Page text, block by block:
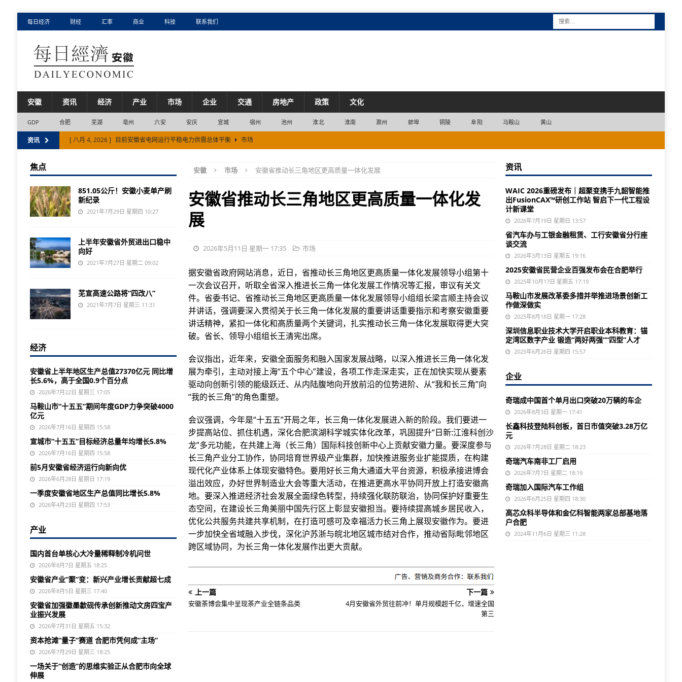
每日经济 财经 汇率 商业 科技 联系我们
安徽 资讯 经济 产业 市场 企业 交通 房地产 政策 文化
GDP 合肥 芜湖 亳州 六安 安庆 宣城 宿州 池州 淮北 淮南 滁州 蚌埠 铜陵 阜阳 马鞍山 黄山
资讯 [ 八月 4, 2026 ] 目前安徽省电网运行平稳电力供需总体平衡
市场
[ 八月 5, 2026 ] 安徽省产业“聚”变：新兴产业增长贡献超七成 产业
安徽 市场 安徽省推动长三角地区更高质量一体化发展
安徽省推动长三角地区更高质量一体化发
展
2026年5月11日 星期一 17:35 市场
据安徽省政府网站消息，近日，省推动长三角地区更高质量一体化发展领导小组第十
一次会议召开，听取全省深入推进长三角一体化发展工作情况等汇报，审议有关文
件。省委书记、省推动长三角地区更高质量一体化发展领导小组组长梁言顺主持会议
并讲话，强调要深入贯彻关于长三角一体化发展的重要讲话重要指示和考察安徽重要
讲话精神，紧扣一体化和高质量两个关键词，扎实推动长三角一体化发展取得更大突
破。省长、领导小组组长王清宪出席。
会议指出，近年来，安徽全面服务和融入国家发展战略，以深入推进长三角一体化发
展为牵引，主动对接上海“五个中心”建设，各项工作走深走实，正在加快实现从要素
驱动向创新引领的能级跃迁、从内陆腹地向开放前沿的位势进阶、从“我和长三角”向
“我的长三角”的角色重塑。
会议强调，今年是“十五五”开局之年，长三角一体化发展进入新的阶段。我们要进一
步提高站位、抓住机遇，深化合肥滨湖科学城实体化改革，巩固提升“日新:江淮科创沙
龙”多元功能，在共建上海（长三角）国际科技创新中心上贡献安徽力量。要深度参与
长三角产业分工协作，协同培育世界级产业集群，加快推进服务业扩能提质，在构建
现代化产业体系上体现安徽特色。要用好长三角大通道大平台资源，积极承接进博会
溢出效应，办好世界制造业大会等重大活动，在推进更高水平协同开放上打造安徽高
地。要深入推进经济社会发展全面绿色转型，持续强化联防联治，协同保护好重要生
态空间，在建设长三角美丽中国先行区上彰显安徽担当。要持续提高城乡居民收入，
优化公共服务共建共享机制，在打造可感可及幸福活力长三角上展现安徽作为。要进
一步加快全省域融入步伐，深化沪苏浙与皖北地区城市结对合作，推动省际毗邻地区
跨区域协同，为长三角一体化发展作出更大贡献。
上一篇
安徽茶博会集中呈现茶产业全链条品类
下一篇
4月安徽省外贸往前冲！单月规模超千亿，增速全国
第三
焦点
851.05公斤！安徽小麦单产刷
新纪录
2021年7月29日 星期四 10:27
上半年安徽省外贸进出口稳中
向好
2021年7月27日 星期二 09:02
芜宣高速公路将“四改八”
2021年7月7日 星期三 11:31
经济
安徽省上半年地区生产总值27370亿元 同比增
长5.6%，高于全国0.9个百分点
2026年7月22日 星期三 17:05
马鞍山市“十五五”期间年度GDP力争突破4000
亿元
2026年7月16日 星期四 15:58
宣城市“十五五”目标经济总量年均增长5.8%
2026年7月16日 星期四 15:58
前5月安徽省经济运行向新向优
2026年6月28日 星期日 17:19
一季度安徽省地区生产总值同比增长5.8%
2026年4月23日 星期四 17:53
产业
国内首台单核心大冷量稀释制冷机问世
2026年8月7日 星期五 18:25
安徽省产业“聚”变：新兴产业增长贡献超七成
2026年8月5日 星期三 17:40
安徽省加强徽墨歙砚传承创新推动文房四宝产
业振兴发展
2026年7月31日 星期五 15:32
资本抢滩“量子”赛道 合肥市凭何成“主场”
2026年7月29日 星期三 18:25
一场关于“创造”的思维实验正从合肥市向全球
伸展
资讯
WAIC 2026重磅发布｜超聚变携手九韶智能推
出FusionCAX™研创工作站 智启下一代工程设
计新课堂
2026年7月19日 星期日 13:57
省汽车办与工银金融租赁、工行安徽省分行座
谈交流
2026年3月13日 星期五 19:16
2025安徽省民营企业百强发布会在合肥举行
2025年10月17日 星期五 17:19
马鞍山市发展改革委多措并举推进场景创新工
作做深做实
2025年8月18日 星期一 17:28
深圳信息职业技术大学开启职业本科教育：锚
定湾区数字产业 锻造“两好两强”“四型”人才
2025年6月26日 星期四 15:57
企业
奇瑞成中国首个单月出口突破20万辆的车企
2026年8月3日 星期一 17:41
长鑫科技登陆科创板，首日市值突破3.28万亿
元
2026年7月28日 星期二 18:23
奇瑞汽车南非工厂启用
2026年7月7日 星期二 18:19
奇瑞加入国际汽车工作组
2026年6月25日 星期四 18:30
高芯众科半导体和金亿科智能两家总部基地落
户合肥
2024年11月6日 星期三 11:28